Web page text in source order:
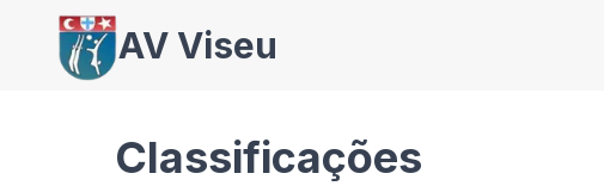
AV Viseu
Classificações